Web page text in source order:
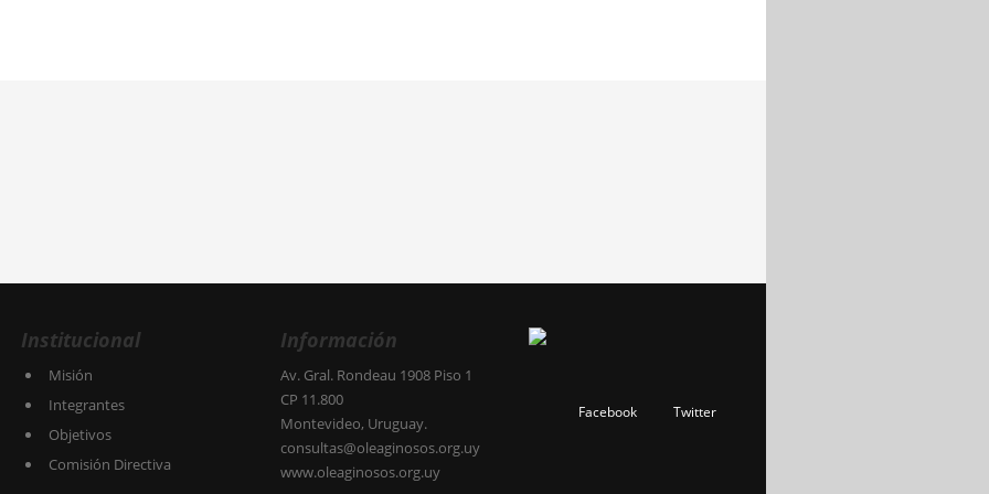
Institucional
Misión
Integrantes
Objetivos
Comisión Directiva
Información
Av. Gral. Rondeau 1908 Piso 1
CP 11.800
Montevideo, Uruguay.
consultas@oleaginosos.org.uy
www.oleaginosos.org.uy
Facebook Twitter